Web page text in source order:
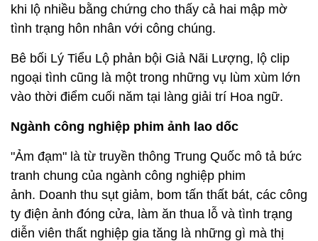
khi lộ nhiều bằng chứng cho thấy cả hai mập mờ
tình trạng hôn nhân với công chúng.
Bê bối Lý Tiểu Lộ phản bội Giả Nãi Lượng, lộ clip
ngoại tình cũng là một trong những vụ lùm xùm lớn
vào thời điểm cuối năm tại làng giải trí Hoa ngữ.
Ngành công nghiệp phim ảnh lao dốc
"Ảm đạm" là từ truyền thông Trung Quốc mô tả bức
tranh chung của ngành công nghiệp phim
ảnh. Doanh thu sụt giảm, bom tấn thất bát, các công
ty điện ảnh đóng cửa, làm ăn thua lỗ và tình trạng
diễn viên thất nghiệp gia tăng là những gì mà thị